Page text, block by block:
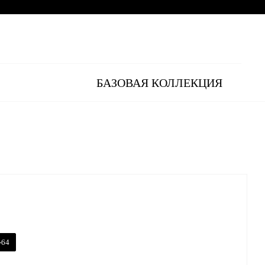
БАЗОВАЯ КОЛЛЕКЦИЯ